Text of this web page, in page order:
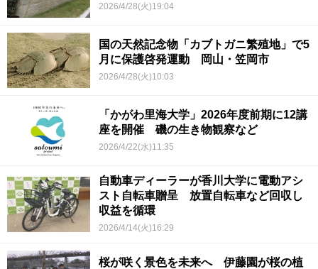
2026/4/28(火)19:04
国の天然記念物「カブトガニ繁殖地」で5
月に保護啓発運動 岡山・笠岡市
2026/4/28(火)10:03
「かがわ里海大学」2026年度前期に12講
座を開催 磯の生き物観察など
2026/4/22(水)11:35
自動車ディーラーが香川大学に電動アシ
スト自転車贈呈 放置自転車など回収し
収益を循環
2026/4/14(火)16:29
桜が咲く景色を未来へ 伊藤園が桜の植